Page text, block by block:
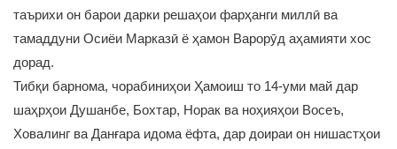
таърихи он барои дарки решаҳои фарҳанги миллӣ ва
тамаддуни Осиёи Марказӣ ё ҳамон Варорӯд аҳамияти хос
дорад.
Тибқи барнома, чорабиниҳои Ҳамоиш то 14-уми май дар
шаҳрҳои Душанбе, Бохтар, Норак ва ноҳияҳои Восеъ,
Ховалинг ва Данғара идома ёфта, дар доираи он нишастҳои